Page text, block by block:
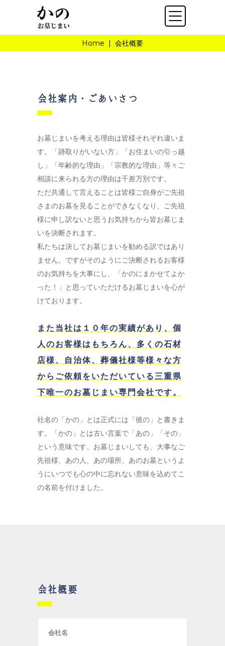
Home | 会社概要
会社案内・ごあいさつ
お墓じまいを考える理由は皆様それぞれ違いま
す。「跡取りがいない方」「お住まいの引っ越
し」「年齢的な理由」「宗教的な理由」等々ご
相談に来られる方の理由は千差万別です。
ただ共通して言えることは皆様ご自身がご先祖
さまのお墓を見ることができなくなり、ご先祖
様に申し訳ないと思うお気持ちから皆お墓じま
いを決断されます。
私たちは決してお墓じまいを勧める訳ではあり
ません。ですがそのようにご決断されるお客様
のお気持ちを大事にし、「かのにまかせてよか
った！」と思っていただけるお墓じまいを心が
けております。
また当社は１０年の実績があり、個
人のお客様はもちろん、多くの石材
店様、自治体、葬儀社様等様々な方
からご依頼をいただいている三重県
下唯一のお墓じまい専門会社です。
社名の「かの」とは正式には「彼の」と書きま
す。「かの」とは古い言葉で「あの」「その」
という意味です。お墓じまいしても、大事なご
先祖様、あの人、あの場所、あのお墓というよ
うにいつでも心の中に忘れない意味を込めてこ
の名前を付けました。
会社概要
会社名